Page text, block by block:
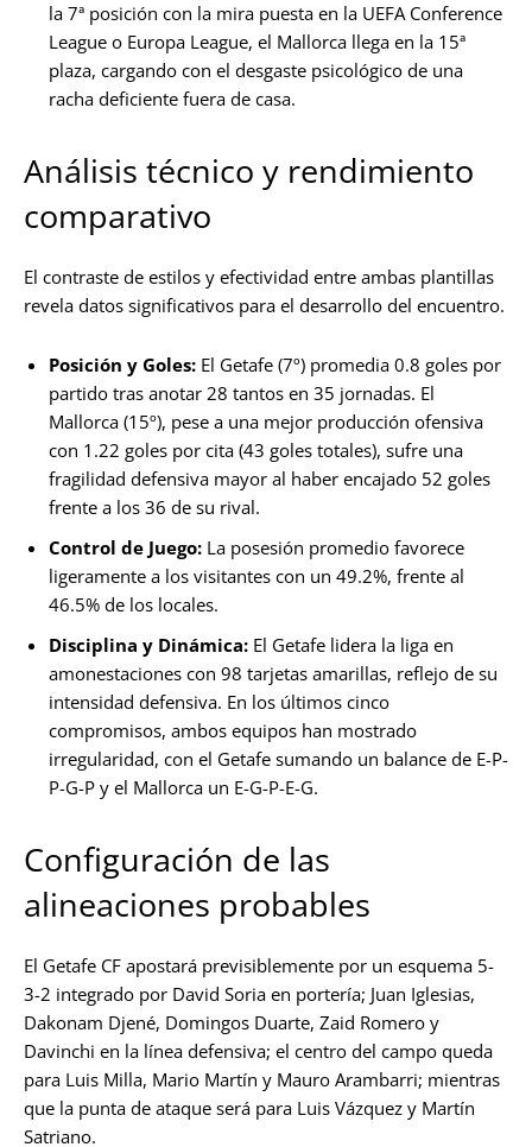
la 7ª posición con la mira puesta en la UEFA Conference
League o Europa League, el Mallorca llega en la 15ª
plaza, cargando con el desgaste psicológico de una
racha deficiente fuera de casa.
Análisis técnico y rendimiento
comparativo
El contraste de estilos y efectividad entre ambas plantillas
revela datos significativos para el desarrollo del encuentro.
Posición y Goles: El Getafe (7º) promedia 0.8 goles por
partido tras anotar 28 tantos en 35 jornadas. El
Mallorca (15º), pese a una mejor producción ofensiva
con 1.22 goles por cita (43 goles totales), sufre una
fragilidad defensiva mayor al haber encajado 52 goles
frente a los 36 de su rival.
Control de Juego: La posesión promedio favorece
ligeramente a los visitantes con un 49.2%, frente al
46.5% de los locales.
Disciplina y Dinámica: El Getafe lidera la liga en
amonestaciones con 98 tarjetas amarillas, reflejo de su
intensidad defensiva. En los últimos cinco
compromisos, ambos equipos han mostrado
irregularidad, con el Getafe sumando un balance de E-P-
P-G-P y el Mallorca un E-G-P-E-G.
Configuración de las
alineaciones probables
El Getafe CF apostará previsiblemente por un esquema 5-
3-2 integrado por David Soria en portería; Juan Iglesias,
Dakonam Djené, Domingos Duarte, Zaid Romero y
Davinchi en la línea defensiva; el centro del campo queda
para Luis Milla, Mario Martín y Mauro Arambarri; mientras
que la punta de ataque será para Luis Vázquez y Martín
Satriano.